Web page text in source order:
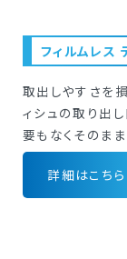
フィルムレス
取出しやすさを
ィシュの取り出
要もなくそのま
詳細はこちら